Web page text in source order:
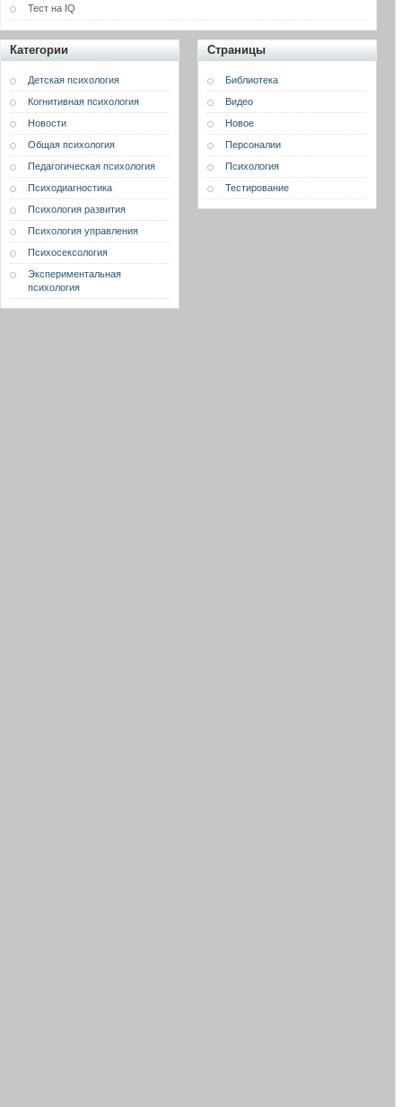
Тест на IQ
Категории
Детская психология
Когнитивная психология
Новости
Общая психология
Педагогическая психология
Психодиагностика
Психология развития
Психология управления
Психосексология
Экспериментальная
психология
Страницы
Библиотека
Видео
Новое
Персоналии
Психология
Тестирование